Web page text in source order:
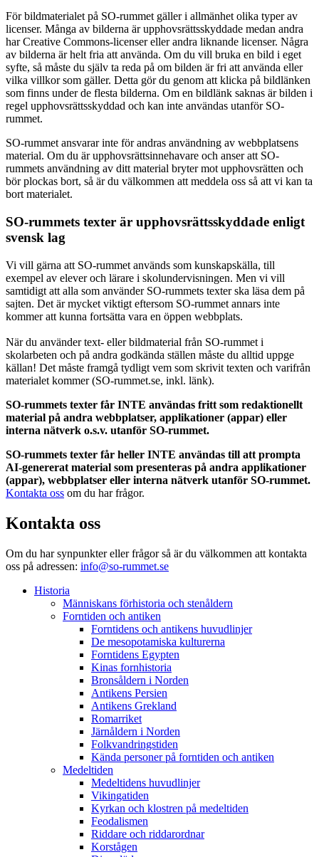
För bildmaterialet på SO-rummet gäller i allmänhet olika typer av
licenser. Många av bilderna är upphovsrättsskyddade medan andra
har Creative Commons-licenser eller andra liknande licenser. Några
av bilderna är helt fria att använda. Om du vill bruka en bild i eget
syfte, så måste du själv ta reda på om bilden är fri att använda eller
vilka villkor som gäller. Detta gör du genom att klicka på bildlänken
som finns under de flesta bilderna. Om en bildlänk saknas är bilden i
regel upphovsrättsskyddad och kan inte användas utanför SO-
rummet.
SO-rummet ansvarar inte för andras användning av webbplatsens
material. Om du är upphovsrättsinnehavare och anser att SO-
rummets användning av ditt material bryter mot upphovsrätten och
bör plockas bort, så är du välkommen att meddela oss så att vi kan ta
bort materialet.
SO-rummets texter är upphovsrättsskyddade enligt
svensk lag
Vi vill gärna att SO-rummet används som kunskapskälla, till
exempel av elever och lärare i skolundervisningen. Men vi vill
samtidigt att alla som använder SO-rummets texter ska läsa dem på
sajten. Det är mycket viktigt eftersom SO-rummet annars inte
kommer att kunna fortsätta vara en öppen webbplats.
När du använder text- eller bildmaterial från SO-rummet i
skolarbeten och på andra godkända ställen måste du alltid uppge
källan! Det måste framgå tydligt vem som skrivit texten och varifrån
materialet kommer (SO-rummet.se, inkl. länk).
SO-rummets texter får INTE användas fritt som redaktionellt
material på andra webbplatser, applikationer (appar) eller
interna nätverk o.s.v. utanför SO-rummet.
SO-rummets texter får heller INTE användas till att prompta
AI-genererat material som presenteras på andra applikationer
(appar), webbplatser eller interna nätverk utanför SO-rummet.
Kontakta oss om du har frågor.
Kontakta oss
Om du har synpunkter eller frågor så är du välkommen att kontakta
oss på adressen: info@so-rummet.se
Historia
Människans förhistoria och stenåldern
Forntiden och antiken
Forntidens och antikens huvudlinjer
De mesopotamiska kulturerna
Forntidens Egypten
Kinas fornhistoria
Bronsåldern i Norden
Antikens Persien
Antikens Grekland
Romarriket
Järnåldern i Norden
Folkvandringstiden
Kända personer på forntiden och antiken
Medeltiden
Medeltidens huvudlinjer
Vikingatiden
Kyrkan och klostren på medeltiden
Feodalismen
Riddare och riddarordnar
Korstågen